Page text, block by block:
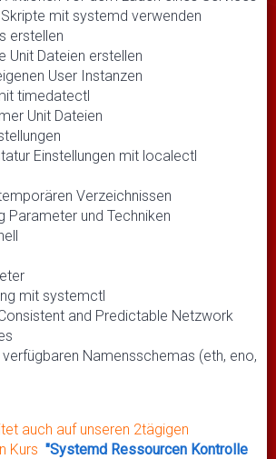
mit systemd verwenden
erstellen
Unit Dateien erstellen
User Instanzen
timedatectl
Unit Dateien
Einstellungen mit localectl
Verzeichnissen
Parameter und Techniken
mit systemctl
and Predictable Netzwork
Namensschemas (eth, eno,
auch auf unseren 2tägigen
Kurs "Systemd Ressourcen Kontrolle